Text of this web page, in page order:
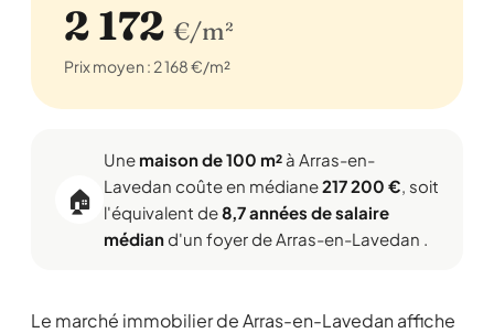
2 172 €/m²
Prix moyen : 2 168 €/m²
🏠
Une maison de 100 m² à Arras-en-
Lavedan coûte en médiane217 200 €, soit
l'équivalent de8,7 années de salaire
médiand'un foyer de Arras-en-Lavedan .
Le marché immobilier de Arras-en-Lavedan affiche